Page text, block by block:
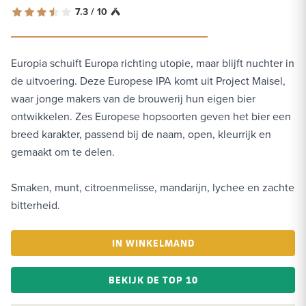
7.3 / 10
Europia schuift Europa richting utopie, maar blijft nuchter in
de uitvoering. Deze Europese IPA komt uit Project Maisel,
waar jonge makers van de brouwerij hun eigen bier
ontwikkelen. Zes Europese hopsoorten geven het bier een
breed karakter, passend bij de naam, open, kleurrijk en
gemaakt om te delen.
Smaken, munt, citroenmelisse, mandarijn, lychee en zachte
bitterheid.
IN WINKELMAND
BEKIJK DE TOP 10